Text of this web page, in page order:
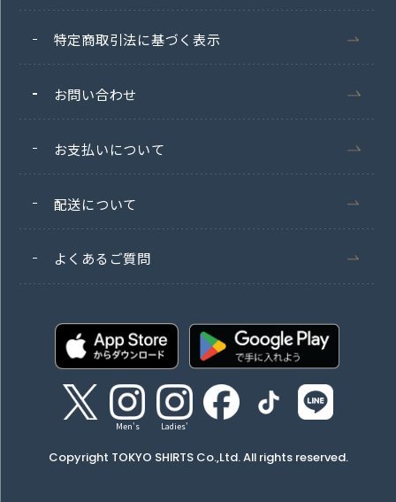
特定商取引法に基づく表示
お問い合わせ
お支払いについて
配送について
よくあるご質問
Men's Ladies'
Copyright TOKYO SHIRTS Co.,Ltd. All rights reserved.